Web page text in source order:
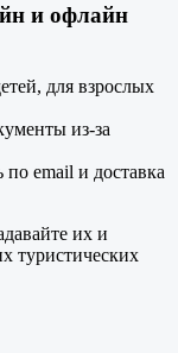
и офлайн
для взрослых
из-за
по email и доставка
их и
туристических